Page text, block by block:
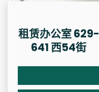
租赁办公室 629-
641 西54街